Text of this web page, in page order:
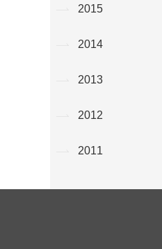
2015
2014
2013
2012
2011